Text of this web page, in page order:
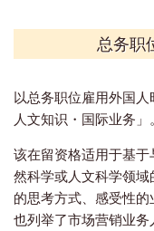
总务职
以总务职位雇用外国人
人文知识・国际业务」。
该在留资格适用于基
然科学或人文科学领
的思考方式、感受性的
也列举了市场营销业